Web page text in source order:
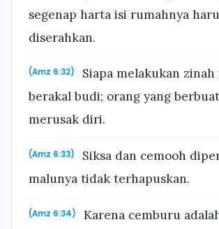
segenap harta isi rumahnya
diserahkan.
(Amz 6:32)
Siapa melakukan
berakal budi; orang yang
merusak diri.
(Amz 6:33)
Siksa dan cemooh
malunya tidak terhapuskan.
(Amz 6:34)
Karena cemburu